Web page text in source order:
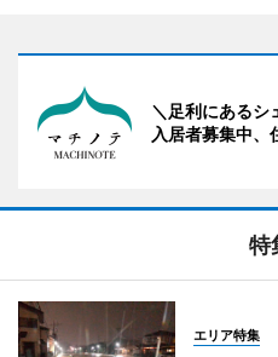
＼足利にあるシ
入居者募集中、
特
エリア特集